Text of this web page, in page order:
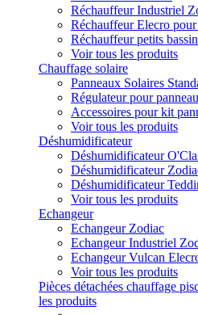
Réchauffeur Industriel
Réchauffeur Elecro pour
Réchauffeur petits
Voir tous les produits
Chauffage solaire
Panneaux Solaires
Régulateur pour
Accessoires pour kit
Voir tous les produits
Déshumidificateur
Déshumidificateur
Déshumidificateur
Déshumidificateur
Voir tous les produits
Echangeur
Echangeur Zodiac
Echangeur Industriel
Echangeur Vulcan
Voir tous les produits
Pièces détachées chauffage
les produits